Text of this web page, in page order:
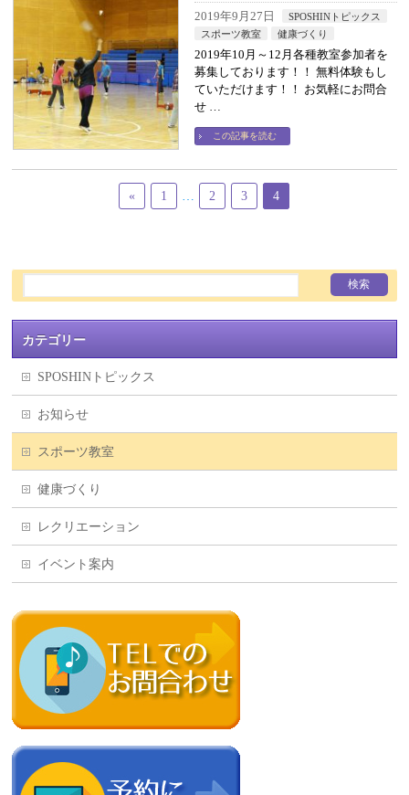
2019年9月27日
SPOSHINトピックス
スポーツ教室
健康づくり
2019年10月～12月各種教室参加者を
募集しております！！ 無料体験もし
ていただけます！！ お気軽にお問合
せ …
この記事を読む
« 1 … 2 3 4
カテゴリー
SPOSHINトピックス
お知らせ
スポーツ教室
健康づくり
レクリエーション
イベント案内